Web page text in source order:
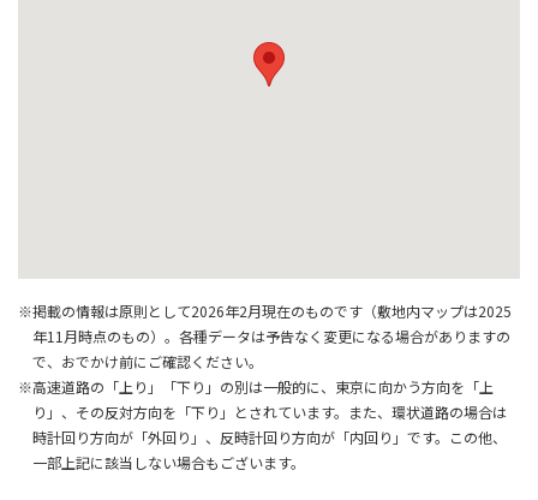
※掲載の情報は原則として2026年2月現在のものです（敷地内マップは2025
年11月時点のもの）。各種データは予告なく変更になる場合がありますの
で、おでかけ前にご確認ください。
※高速道路の「上り」「下り」の別は一般的に、東京に向かう方向を「上
り」、その反対方向を「下り」とされています。また、環状道路の場合は
時計回り方向が「外回り」、反時計回り方向が「内回り」です。この他、
一部上記に該当しない場合もございます。